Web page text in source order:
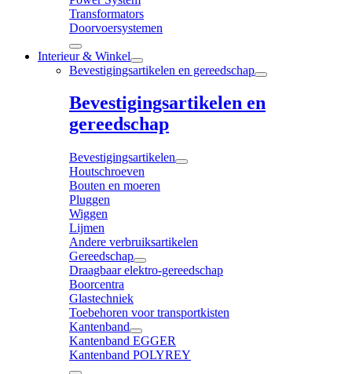
Transformators
Doorvoersystemen
Interieur & Winkel
Bevestigingsartikelen en gereedschap
Bevestigingsartikelen en
gereedschap
Bevestigingsartikelen
Houtschroeven
Bouten en moeren
Pluggen
Wiggen
Lijmen
Andere verbruiksartikelen
Gereedschap
Draagbaar elektro-gereedschap
Boorcentra
Glastechniek
Toebehoren voor transportkisten
Kantenband
Kantenband EGGER
Kantenband POLYREY